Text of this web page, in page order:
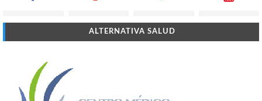
ALTERNATIVA SALUD